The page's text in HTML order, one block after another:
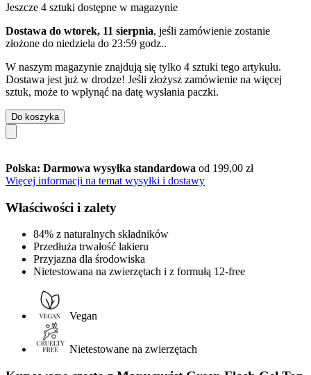
Jeszcze 4 sztuki dostępne w magazynie
Dostawa do wtorek, 11 sierpnia, jeśli zamówienie zostanie
złożone do niedziela do 23:59 godz..
W naszym magazynie znajdują się tylko 4 sztuki tego artykułu.
Dostawa jest już w drodze! Jeśli złożysz zamówienie na więcej
sztuk, może to wpłynąć na datę wysłania paczki.
Do koszyka
Polska: Darmowa wysyłka standardowa od 199,00 zł
Więcej informacji na temat wysyłki i dostawy
Właściwości i zalety
84% z naturalnych składników
Przedłuża trwałość lakieru
Przyjazna dla środowiska
Nietestowana na zwierzętach i z formułą 12-free
Vegan
Nietestowane na zwierzętach